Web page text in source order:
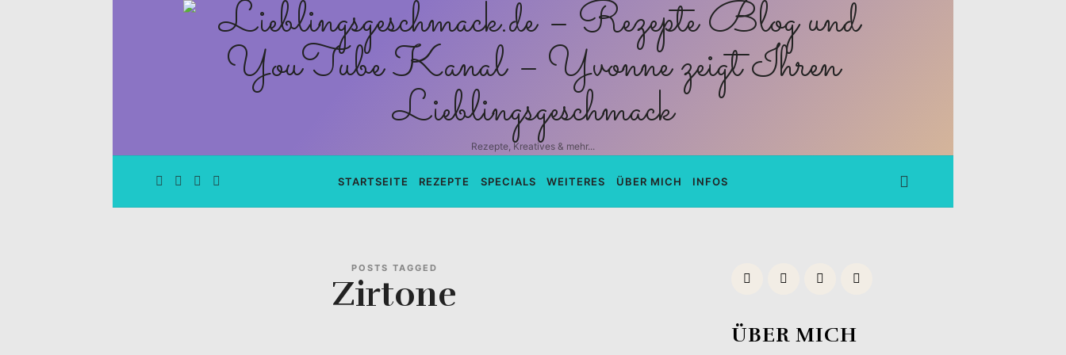
Lieblingsgeschmack.de
Rezepte
Blog
und
Rezepte, Kreatives & mehr...
STARTSEITE REZEPTE SPECIALS WEITERES ÜBER MICH INFOS
POSTS TAGGED
Zirtone
ÜBER MICH